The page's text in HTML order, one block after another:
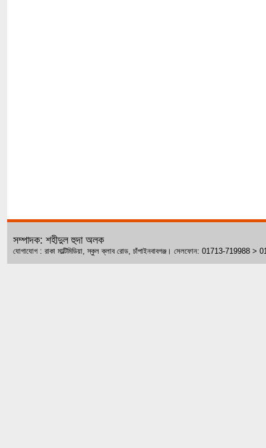
সম্পাদক: শহীদুল হুদা অলক
যোগাযোগ : রাকা মাল্টিমিডিয়া, স্কুল ক্লাব রোড, চাঁপাইনবাবগঞ্জ। সেলফোন: 01713-